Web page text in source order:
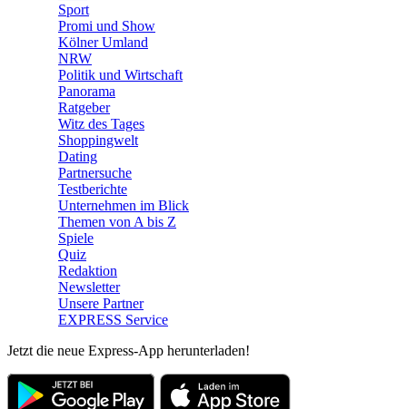
Sport
Promi und Show
Kölner Umland
NRW
Politik und Wirtschaft
Panorama
Ratgeber
Witz des Tages
Shoppingwelt
Dating
Partnersuche
Testberichte
Unternehmen im Blick
Themen von A bis Z
Spiele
Quiz
Redaktion
Newsletter
Unsere Partner
EXPRESS Service
Jetzt die neue Express-App herunterladen!